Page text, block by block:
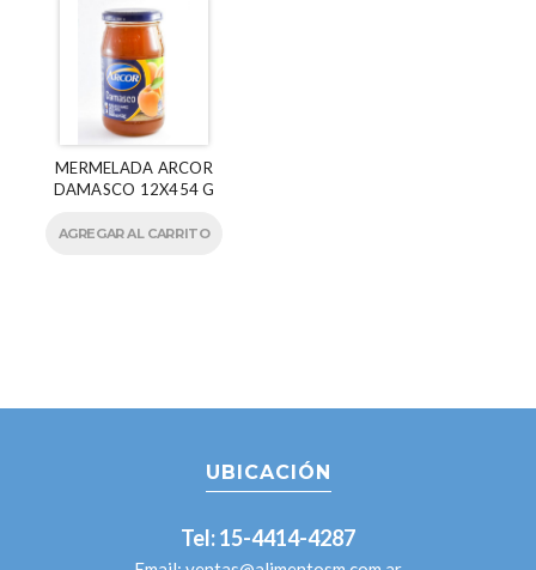
MERMELADA ARCOR
DAMASCO 12X454 G
AGREGAR AL CARRITO
UBICACIÓN
Tel: 15-4414-4287